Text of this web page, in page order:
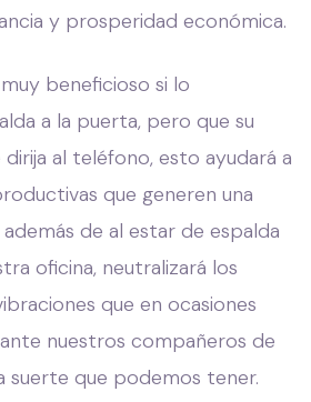
y prosperidad económica.
muy beneficioso si lo
a la puerta, pero que su
al teléfono, esto ayudará a
que generen una
de al estar de espalda
oficina, neutralizará los
que en ocasiones
nuestros compañeros de
suerte que podemos tener.